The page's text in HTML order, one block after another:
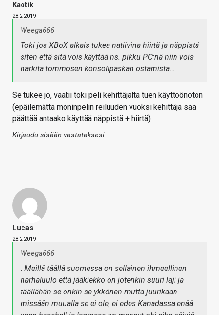
Kaotik
28.2.2019
Weega666
Toki jos XBoX alkais tukea natiivina hiirtä ja näppistä
siten että sitä vois käyttää ns. pikku PC:nä niin vois
harkita tommosen konsolipaskan ostamista…
Se tukee jo, vaatii toki peli kehittäjältä tuen käyttöönoton
(epäilemättä moninpelin reiluuden vuoksi kehittäjä saa
päättää antaako käyttää näppistä + hiirtä)
Kirjaudu sisään vastataksesi
Lucas
28.2.2019
Weega666
. Meillä täällä suomessa on sellainen ihmeellinen
harhaluulo että jääkiekko on jotenkin suuri laji ja
täällähän se onkin se ykkönen mutta juurikaan
missään muualla se ei ole, ei edes Kanadassa enää